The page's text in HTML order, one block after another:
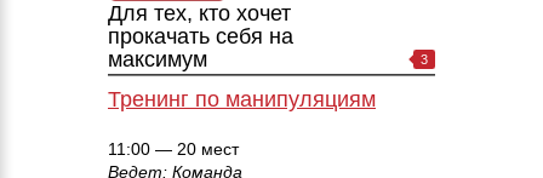
Для тех, кто хочет
прокачать себя на
максимум
3
Тренинг по манипуляциям
11:00 — 20 мест
Ведет: Команда